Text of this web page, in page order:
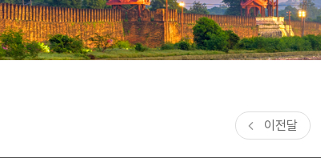
이전달